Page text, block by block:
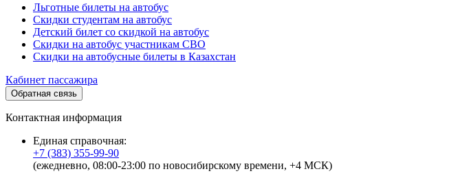
Льготные билеты на автобус
Скидки студентам на автобус
Детский билет со скидкой на автобус
Скидки на автобус участникам СВО
Скидки на автобусные билеты в Казахстан
Кабинет пассажира
Обратная связь
Контактная информация
Единая справочная:
+7 (383) 355-99-90
(ежедневно, 08:00-23:00 по новосибирскому времени, +4 МСК)